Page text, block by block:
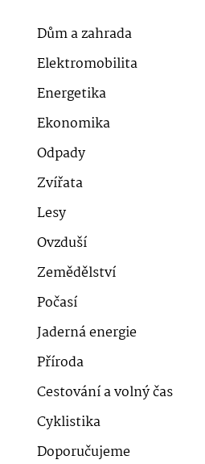
Dům a zahrada
Elektromobilita
Energetika
Ekonomika
Odpady
Zvířata
Lesy
Ovzduší
Zemědělství
Počasí
Jaderná energie
Příroda
Cestování a volný čas
Cyklistika
Doporučujeme